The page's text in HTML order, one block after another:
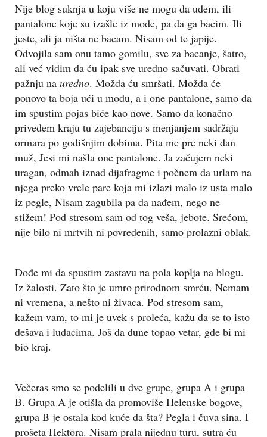
Nije blog suknja u koju više ne mogu da uđem, ili
pantalone koje su izašle iz mode, pa da ga bacim. Ili
jeste, ali ja ništa ne bacam. Nisam od te japije.
Odvojila sam onu tamo gomilu, sve za bacanje, šatro,
ali već vidim da ću ipak sve uredno sačuvati. Obrati
pažnju na uredno. Možda ću smršati. Možda će
ponovo ta boja ući u modu, a i one pantalone, samo da
im spustim pojas biće kao nove. Samo da konačno
privedem kraju tu zajebanciju s menjanjem sadržaja
ormara po godišnjim dobima. Pita me pre neki dan
muž, Jesi mi našla one pantalone. Ja začujem neki
uragan, odmah iznad dijafragme i počnem da urlam na
njega preko vrele pare koja mi izlazi malo iz usta malo
iz pegle, Nisam zagubila pa da nađem, nego ne
stižem! Pod stresom sam od tog veša, jebote. Srećom,
nije bilo ni mrtvih ni povređenih, samo prolazni oblak.
Dođe mi da spustim zastavu na pola koplja na blogu.
Iz žalosti. Zato što je umro prirodnom smrću. Nemam
ni vremena, a nešto ni živaca. Pod stresom sam,
kažem vam, to mi je uvek s proleća, kažu da se to isto
dešava i ludacima. Još da dune topao vetar, gde bi mi
bio kraj.
Večeras smo se podelili u dve grupe, grupa A i grupa
B. Grupa A je otišla da promoviše Helenske bogove,
grupa B je ostala kod kuće da šta? Pegla i čuva sina. I
prošeta Hektora. Nisam prala nijednu turu, sutra ću